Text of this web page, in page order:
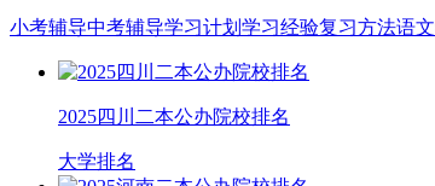
小考辅导中考辅导学习计划 学习经验复习方法语
2025四川二本公办院校排名
大学排名